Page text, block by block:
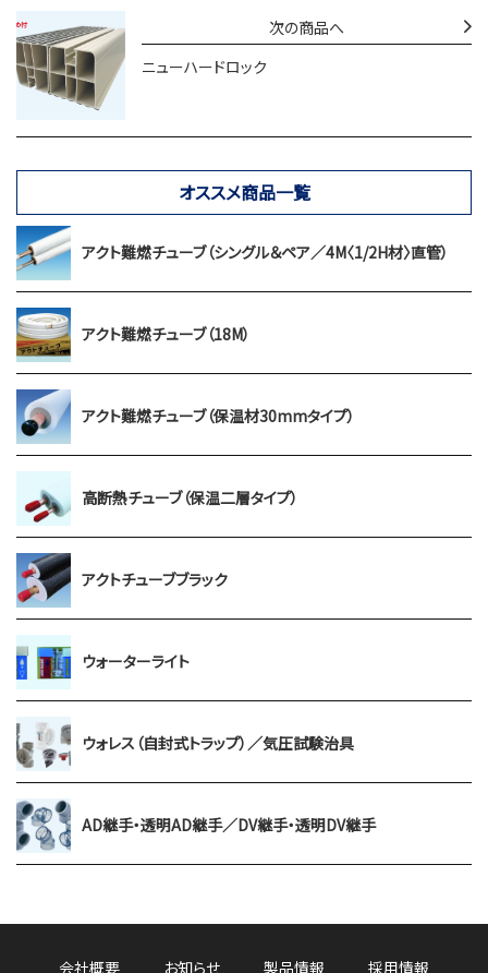
次の商品へ
ニューハードロック
オススメ商品一覧
アクト難燃チューブ（シングル＆ペア／4M〈1/2H材〉直管）
アクト難燃チューブ（18M）
アクト難燃チューブ（保温材30mmタイプ）
高断熱チューブ（保温二層タイプ）
アクトチューブブラック
ウォーターライト
ウォレス（自封式トラップ）／気圧試験治具
AD継手・透明AD継手／DV継手・透明DV継手
会社概要 お知らせ 製品情報 採用情報